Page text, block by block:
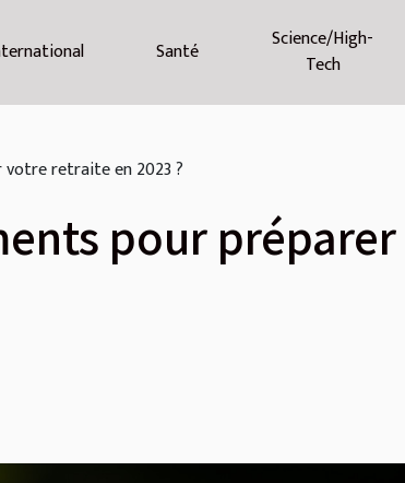
Santé
Science/High-
Tech
votre retraite en 2023 ?
pour